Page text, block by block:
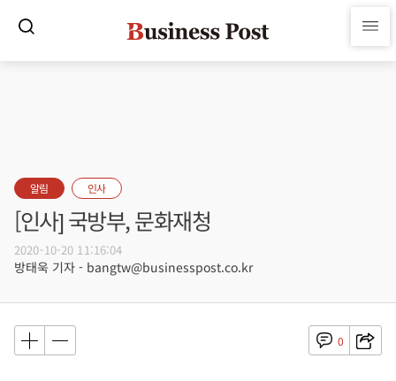
알림 인사
[인사] 국방부, 문화재청
2020-10-20 11:16:04
방태욱 기자 - bangtw@businesspost.co.kr
0